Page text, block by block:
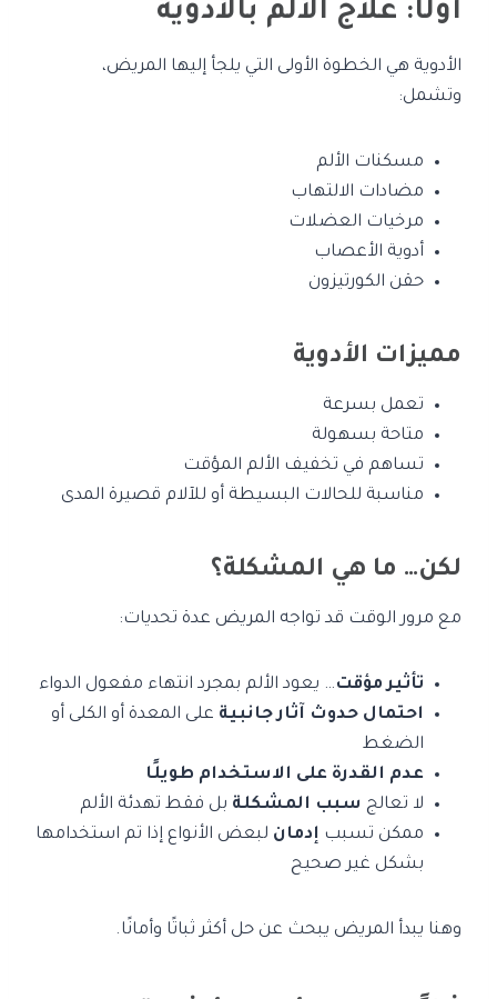
أولًا: علاج الألم بالأدوية
الأدوية هي الخطوة الأولى التي يلجأ إليها المريض،
وتشمل:
مسكنات الألم
مضادات الالتهاب
مرخيات العضلات
أدوية الأعصاب
حقن الكورتيزون
مميزات الأدوية
تعمل بسرعة
متاحة بسهولة
تساهم في تخفيف الألم المؤقت
مناسبة للحالات البسيطة أو للآلام قصيرة المدى
لكن… ما هي المشكلة؟
مع مرور الوقت قد تواجه المريض عدة تحديات:
تأثير مؤقت… يعود الألم بمجرد انتهاء مفعول الدواء
احتمال حدوث آثار جانبية على المعدة أو الكلى أو
الضغط
عدم القدرة على الاستخدام طويلًا
لا تعالج سبب المشكلة بل فقط تهدئة الألم
ممكن تسبب إدمان لبعض الأنواع إذا تم استخدامها
بشكل غير صحيح
وهنا يبدأ المريض يبحث عن حل أكثر ثباتًا وأمانًا.